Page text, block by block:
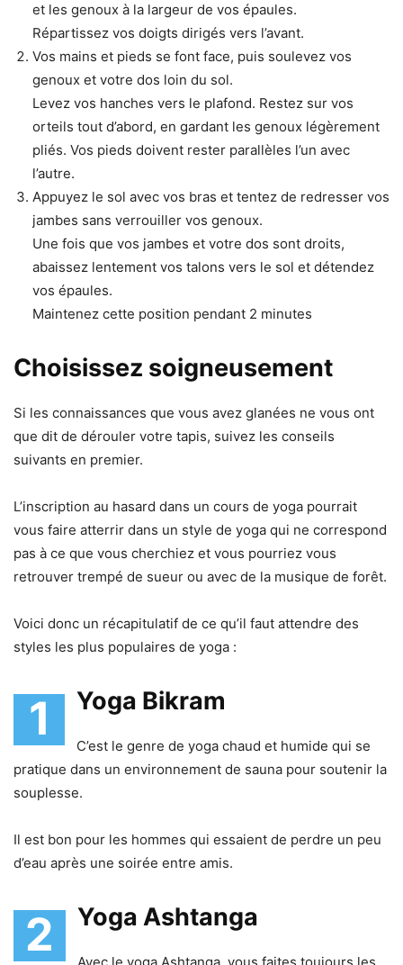
et les genoux à la largeur de vos épaules.
Répartissez vos doigts dirigés vers l’avant.
Vos mains et pieds se font face, puis soulevez vos
genoux et votre dos loin du sol.
Levez vos hanches vers le plafond. Restez sur vos
orteils tout d’abord, en gardant les genoux légèrement
pliés. Vos pieds doivent rester parallèles l’un avec
l’autre.
Appuyez le sol avec vos bras et tentez de redresser vos
jambes sans verrouiller vos genoux.
Une fois que vos jambes et votre dos sont droits,
abaissez lentement vos talons vers le sol et détendez
vos épaules.
Maintenez cette position pendant 2 minutes
Choisissez soigneusement
Si les connaissances que vous avez glanées ne vous ont
que dit de dérouler votre tapis, suivez les conseils
suivants en premier.
L’inscription au hasard dans un cours de yoga pourrait
vous faire atterrir dans un style de yoga qui ne correspond
pas à ce que vous cherchiez et vous pourriez vous
retrouver trempé de sueur ou avec de la musique de forêt.
Voici donc un récapitulatif de ce qu’il faut attendre des
styles les plus populaires de yoga :
1 Yoga Bikram
C’est le genre de yoga chaud et humide qui se
pratique dans un environnement de sauna pour soutenir la
souplesse.
Il est bon pour les hommes qui essaient de perdre un peu
d’eau après une soirée entre amis.
2 Yoga Ashtanga